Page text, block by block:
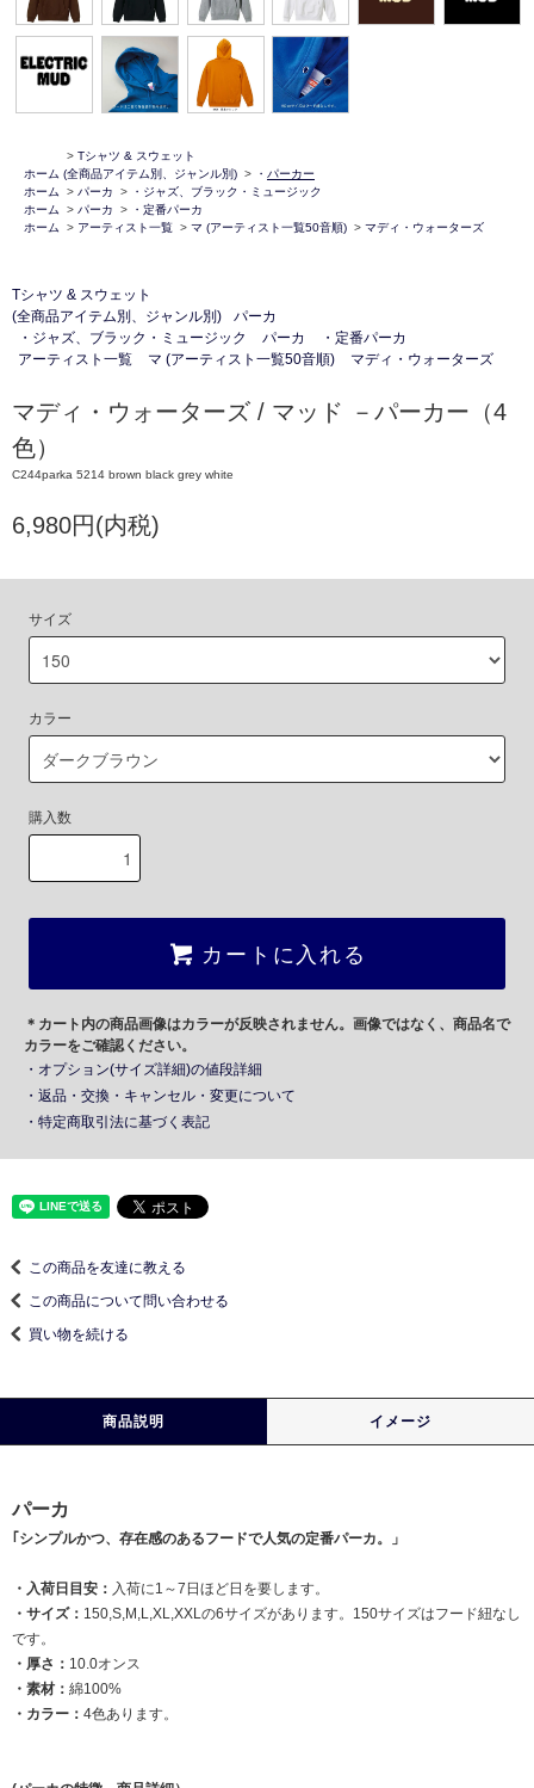
ホーム
> Tシャツ & スウェット
(全商品アイテム別、ジャンル別) > ・ パーカー
ホーム
> パーカ >
・ジャズ、ブラック・ミュージック
ホーム
> パーカ >
・定番パーカ
ホーム
> アーティスト一覧 > マ (アーティスト一覧50音順) > マディ・ウォーターズ
Tシャツ & スウェット
(全商品アイテム別、ジャンル別)
パーカ
・ジャズ、ブラック・ミュージック
パーカ
・定番パーカ
アーティスト一覧
マ (アーティスト一覧50音順) マディ・ウォーターズ
マディ・ウォーターズ / マッド －パーカー（4
色）
C244parka 5214 brown black grey white
6,980円(内税)
サイズ
カラー
購入数
カートに入れる
＊カート内の商品画像はカラーが反映されません。画像ではなく、商品名で
カラーをご確認ください。
・オプション(サイズ詳細)の値段詳細
・返品・交換・キャンセル・変更について
・特定商取引法に基づく表記
この商品を友達に教える
この商品について問い合わせる
買い物を続ける
商品説明 イメージ
パーカ
｢シンプルかつ、存在感のあるフードで人気の定番パーカ。」
・入荷日目安： 入荷に1～7日ほど日を要します。
・サイズ： 150,S,M,L,XL,XXLの6サイズがあります。150サイズはフード紐なし
です。
・厚さ： 10.0オンス
・素材： 綿100%
・カラー： 4色あります。